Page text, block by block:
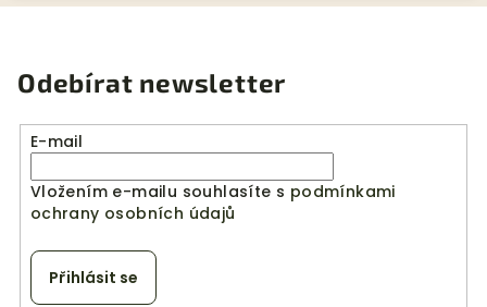
Odebírat newsletter
E-mail
Vložením e-mailu souhlasíte s podmínkami
ochrany osobních údajů
Přihlásit se